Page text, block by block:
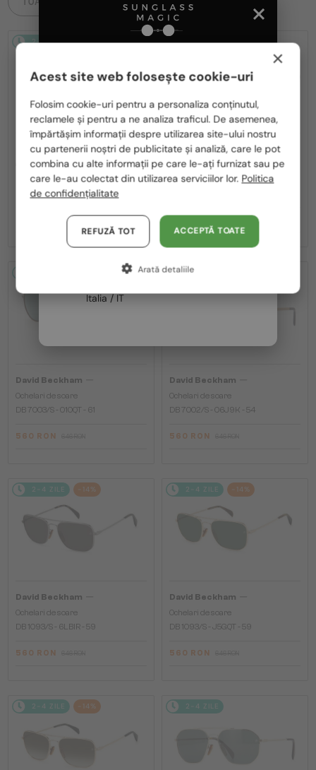
2-4 ZILE
David Beckham—
Ochelari de soare
DB 7004/S - V81M9 - 57 - CU
LENTILE POLARIZATE
2-4 ZILE -14%
David Beckham—
Ochelari de soare
DB 7003/S - KJ1HA - 61
David Beckham
Ochelari de soare
DB 7003/S - 010QT - 61
560 RON
2-4 ZILE
David Beckham
Ochelari de soare
DB 7002/S - 06J9K - 54
560 RON
2-4 ZILE -14%
David Beckham
Ochelari de soare
DB 1093/S - 6LBIR - 59
560 RON
2-4 ZILE -14%
David Beckham
Ochelari de soare
DB 1093/S - J5GQT - 59
560 RON
2-4 ZILE -14% 2-4 ZILE
România / RO
Polska / PL
Magyarország / HU
United Arab Emirates / EN
Austria / AT
Germania / DE
Franța / FR
Italia / IT
×
Acest site web folosește cookie-uri
Folosim cookie-uri pentru a personaliza conținutul,
reclamele și pentru a ne analiza traficul. De asemenea,
împărtășim informații despre utilizarea site-ului nostru
cu partenerii noștri de publicitate și analiză, care le pot
combina cu alte informații pe care le-ați furnizat sau pe
care le-au colectat din utilizarea serviciilor lor. Politica
de confidențialitate
ACCEPTĂ TOATE
REFUZĂ TOT
Arată detaliile